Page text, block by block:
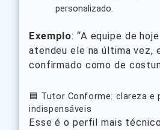
personalizado.
Exemplo: “A equipe de
atendeu ele na última vez,
confirmado como de
🟦 Tutor Conforme: clareza e
indispensáveis
Esse é o perfil mais